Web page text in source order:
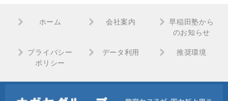
ホーム 会社案内
早稲田塾から
のお知らせ
プライバシー
ポリシー
データ利用 推奨環境